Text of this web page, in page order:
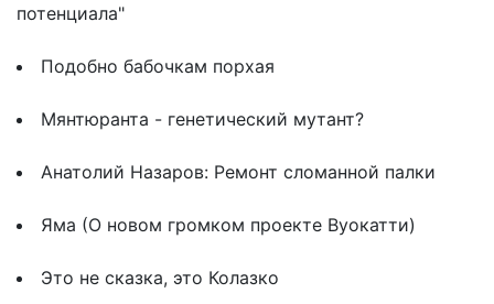
потенциала"
Подобно бабочкам порхая
Мянтюранта - генетический мутант?
Анатолий Назаров: Ремонт сломанной палки
Яма (О новом громком проекте Вуокатти)
Это не сказка, это Колазко